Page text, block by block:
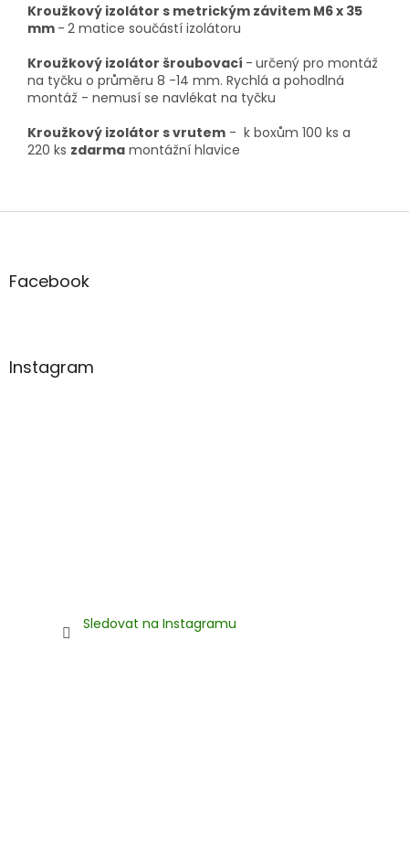
Kroužkový izolátor s metrickým závitem M6 x 35
mm - 2 matice součástí izolátoru
Kroužkový izolátor šroubovací - určený pro montáž
na tyčku o průměru 8 -14 mm. Rychlá a pohodlná
montáž - nemusí se navlékat na tyčku
Kroužkový izolátor s vrutem - k boxům 100 ks a
220 ks zdarma montážní hlavice
Z
aFacebook
Instagram
Sledovat na Instagramu